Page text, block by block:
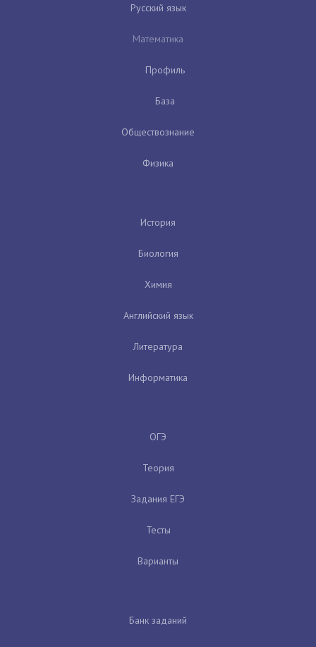
Русский язык
Математика
Профиль
База
Обществознание
Физика
История
Биология
Химия
Английский язык
Литература
Информатика
ОГЭ
Теория
Задания ЕГЭ
Тесты
Варианты
Банк заданий